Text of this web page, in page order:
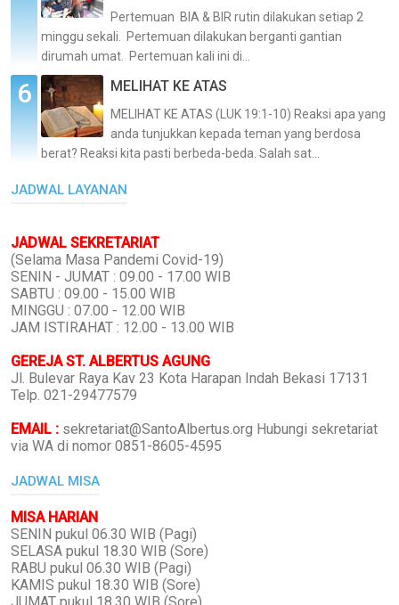
Pertemuan BIA & BIR rutin dilakukan setiap 2
minggu sekali. Pertemuan dilakukan berganti gantian
dirumah umat. Pertemuan kali ini di...
MELIHAT KE ATAS
MELIHAT KE ATAS (LUK 19:1-10) Reaksi apa yang
anda tunjukkan kepada teman yang berdosa
berat? Reaksi kita pasti berbeda-beda. Salah sat...
JADWAL LAYANAN
JADWAL SEKRETARIAT
(Selama Masa Pandemi Covid-19)
SENIN - JUMAT : 09.00 - 17.00 WIB
SABTU : 09.00 - 15.00 WIB
MINGGU : 07.00 - 12.00 WIB
JAM ISTIRAHAT : 12.00 - 13.00 WIB
GEREJA ST. ALBERTUS AGUNG
Jl. Bulevar Raya Kav 23 Kota Harapan Indah Bekasi 17131
Telp. 021-29477579
EMAIL : sekretariat@SantoAlbertus.org Hubungi sekretariat
via WA di nomor 0851-8605-4595
JADWAL MISA
MISA HARIAN
SENIN pukul 06.30 WIB (Pagi)
SELASA pukul 18.30 WIB (Sore)
RABU pukul 06.30 WIB (Pagi)
KAMIS pukul 18.30 WIB (Sore)